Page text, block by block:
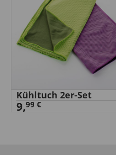
Kühltuch 2er-Set
9,99 €